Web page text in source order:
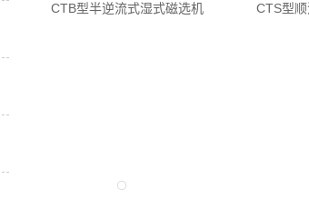
CTB型半逆流式湿式磁选机 CTS型